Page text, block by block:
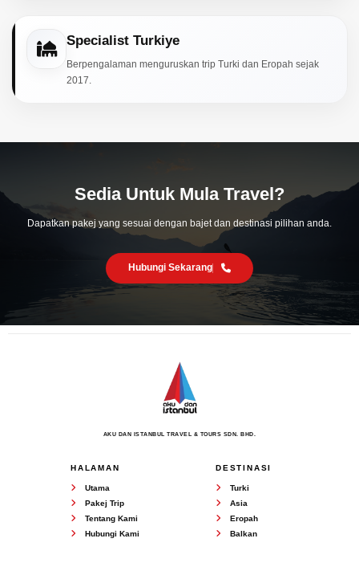
Specialist Turkiye
Berpengalaman menguruskan trip Turki dan Eropah sejak
2017.
Sedia Untuk Mula Travel?
Dapatkan pakej yang sesuai dengan bajet dan destinasi pilihan anda.
Hubungi Sekarang
AKU DAN ISTANBUL TRAVEL & TOURS SDN. BHD.
HALAMAN
Utama
Pakej Trip
Tentang Kami
Hubungi Kami
DESTINASI
Turki
Asia
Eropah
Balkan